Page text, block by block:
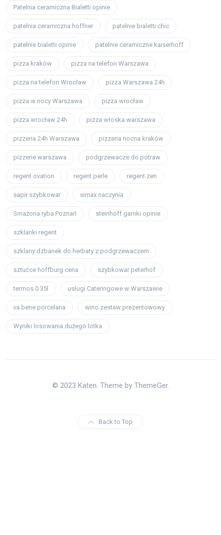
Patelnia ceramiczna Bialetti opinie
patelnia ceramiczna hoffner patelnie bialetti chic
patelnie bialetti opinie patelnie ceramiczne kaiserhoff
pizza kraków pizza na telefon Warszawa
pizza na telefon Wrocław pizza Warszawa 24h
pizza w nocy Warszawa pizza wrocław
pizza wrocław 24h pizza włoska warszawa
pizzeria 24h Warszawa pizzeria nocna kraków
pizzerie warszawa podgrzewacze do potraw
regent ovation regent perle regent zen
sapir szybkowar simax naczynia
Smażona ryba Poznań steinhoff garnki opinie
szklanki regent
szklany dzbanek do herbaty z podgrzewaczem
sztućce hoffburg cena szybkowar peterhof
termos 0 35l usługi Cateringowe w Warszawie
va bene porcelana wino zestaw prezentowowy
Wyniki losowania dużego lotka
© 2023 Katen. Theme by ThemeGer.
Back to Top